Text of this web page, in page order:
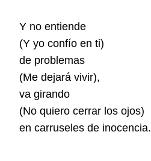
Y no entiende
(Y yo confío en ti)
de problemas
(Me dejará vivir),
va girando
(No quiero cerrar los ojos)
en carruseles de inocencia.